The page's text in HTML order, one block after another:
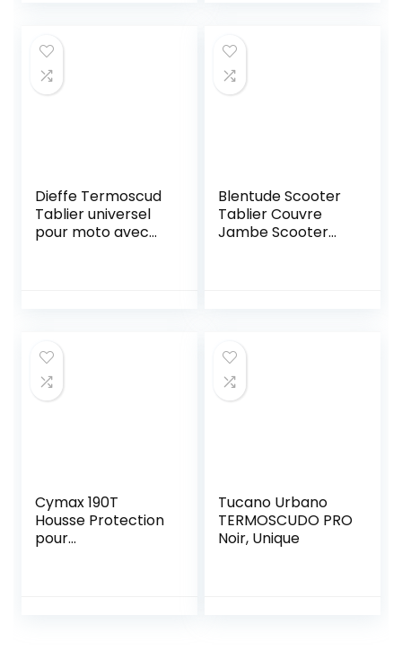
245×105×125cm
(XL)
Dieffe Termoscud
Tablier universel
pour moto avec
Blentude Scooter
Tablier Couvre
Jambe Scooter
Hiver pour
Conducteur
Cymax 190T
Housse Protection
pour
Tucano Urbano
TERMOSCUDO PRO
Noir, Unique